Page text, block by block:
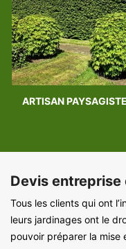
ARTISAN
Devis entreprise
Tous les clients qui ont
leurs jardinages ont le
pouvoir préparer la